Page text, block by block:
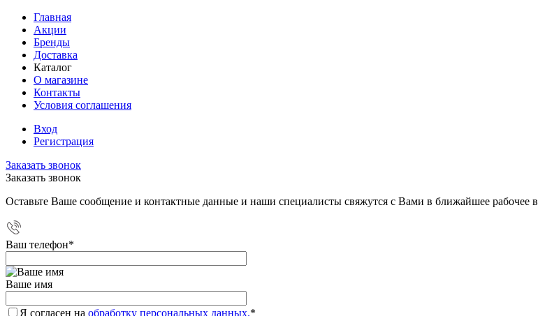
Главная
Акции
Бренды
Доставка
Каталог
О магазине
Контакты
Условия соглашения
Вход
Регистрация
Заказать звонок
Заказать звонок
Оставьте Ваше сообщение и контактные данные и наши специалисты свяжутся с Вами в ближайшее рабочее
Ваш телефон*
Ваше имя
Я согласен на обработку персональных данных.*